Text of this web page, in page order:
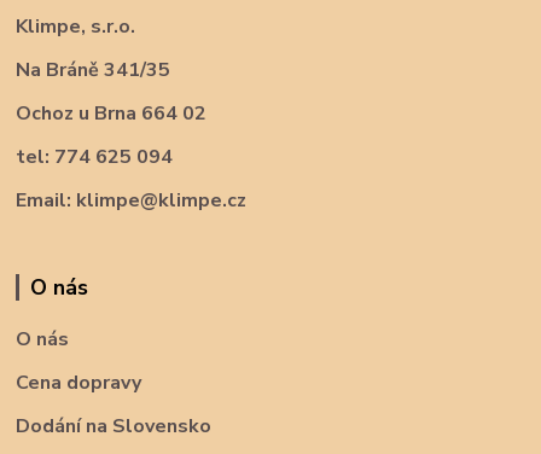
Klimpe, s.r.o.
Na Bráně 341/35
Ochoz u Brna 664 02
tel: 774 625 094
Email: klimpe@klimpe.cz
O nás
O nás
Cena dopravy
Dodání na Slovensko